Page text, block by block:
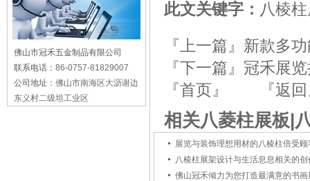
此文关键字： 八棱
『上一篇』 新款多
『下一篇』 冠禾展
『首页』
『返
相关八菱柱展板|
展览与装饰理想用材的八棱柱倍受顾
八棱柱展架设计与生活息息相关的创
佛山冠禾倾力为您打造最满意的书画
佛山市冠禾五金制品有限公司
联系电话： 86-0757-81829007
公司地址： 佛山市南海区大沥谢边
东义村二级坦工业区